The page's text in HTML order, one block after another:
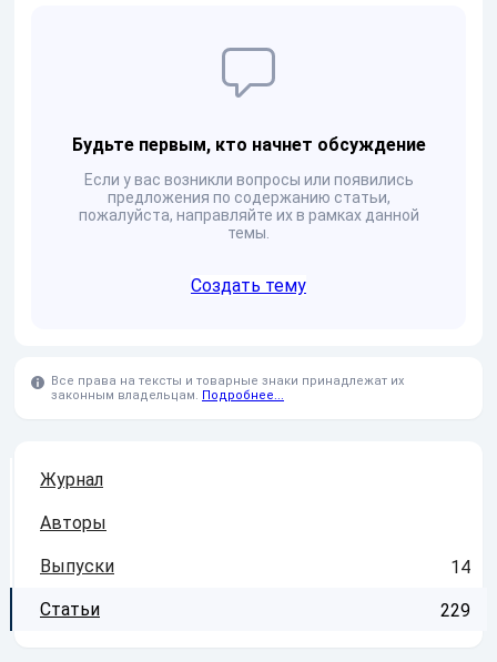
Будьте первым, кто начнет обсуждение
Если у вас возникли вопросы или появились
предложения по содержанию статьи,
пожалуйста, направляйте их в рамках данной
темы.
Создать тему
Все права на тексты и товарные знаки принадлежат их
законным владельцам. Подробнее...
Журнал
Авторы
Выпуски 14
Статьи 229